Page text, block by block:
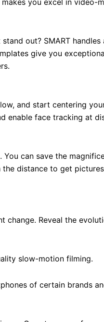
you excel in video-
out? SMART
give you
and start centering
enable face tracking at
can save the
distance to get
change. Reveal the
slow-motion filming.
of certain brands